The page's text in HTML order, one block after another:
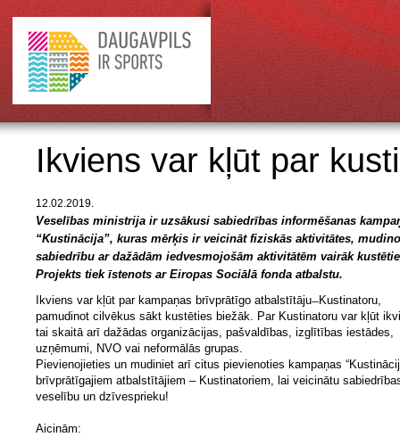
Ikviens var kļūt par
12.02.2019.
Veselības ministrija ir uzsākusi sabiedrības informēšanas
“Kustinācija”, kuras mērķis ir veicināt fiziskās aktivitātes,
sabiedrību ar dažādām iedvesmojošām aktivitātēm vairāk
Projekts tiek īstenots ar Eiropas Sociālā fonda atbalstu.
Ikviens var kļūt par kampaņas brīvprātīgo atbalstītāju ̶ Kustinatoru,
pamudinot cilvēkus sākt kustēties biežāk. Par Kustinatoru var kļūt
tai skaitā arī dažādas organizācijas, pašvaldības, izglītības iestādes,
uzņēmumi, NVO vai neformālās grupas.
Pievienojieties un mudiniet arī citus pievienoties kampaņas
brīvprātīgajiem atbalstītājiem – Kustinatoriem, lai veicinātu
veselību un dzīvesprieku!
Aicinām: